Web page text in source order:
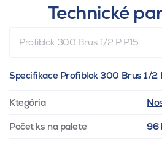
Technické
Profiblok 300 Brus 1/2 P P15
Specifikace Profiblok 300 Brus 1/2
Ktegória
Počet ks na palete 96